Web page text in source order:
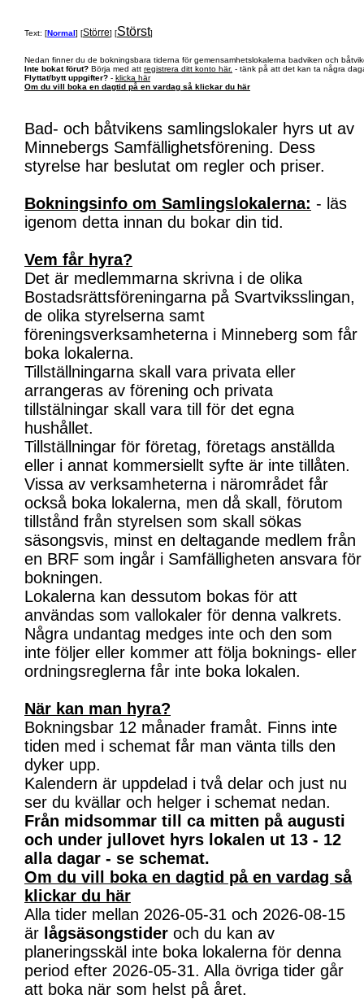
Text: [Normal] [Större] [Störst]
Nedan finner du de bokningsbara tiderna för gemensamhetslokalerna badviken och
Inte bokat förut? Börja med att registrera ditt konto här. - tänk på att det kan ta några
Flyttat/bytt uppgifter? - klicka här
Om du vill boka en dagtid på en vardag så klickar du här
Bad- och båtvikens samlingslokaler hyrs ut av
Minnebergs Samfällighetsförening. Dess
styrelse har beslutat om regler och priser.
Bokningsinfo om Samlingslokalerna: - läs
igenom detta innan du bokar din tid.
Vem får hyra?
Det är medlemmarna skrivna i de olika
Bostadsrättsföreningarna på Svartviksslingan,
de olika styrelserna samt
föreningsverksamheterna i Minneberg som får
boka lokalerna.
Tillställningarna skall vara privata eller
arrangeras av förening och privata
tillstälningar skall vara till för det egna
hushållet.
Tillställningar för företag, företags anställda
eller i annat kommersiellt syfte är inte tillåten.
Vissa av verksamheterna i närområdet får
också boka lokalerna, men då skall, förutom
tillstånd från styrelsen som skall sökas
säsongsvis, minst en deltagande medlem från
en BRF som ingår i Samfälligheten ansvara för
bokningen.
Lokalerna kan dessutom bokas för att
användas som vallokaler för denna valkrets.
Några undantag medges inte och den som
inte följer eller kommer att följa boknings- eller
ordningsreglerna får inte boka lokalen.
När kan man hyra?
Bokningsbar 12 månader framåt. Finns inte
tiden med i schemat får man vänta tills den
dyker upp.
Kalendern är uppdelad i två delar och just nu
ser du kvällar och helger i schemat nedan.
Från midsommar till ca mitten på augusti
och under jullovet hyrs lokalen ut 13 - 12
alla dagar - se schemat.
Om du vill boka en dagtid på en vardag så
klickar du här
Alla tider mellan 2026-05-31 och 2026-08-15
är lågsäsongstider och du kan av
planeringsskäl inte boka lokalerna för denna
period efter 2026-05-31. Alla övriga tider går
att boka när som helst på året.